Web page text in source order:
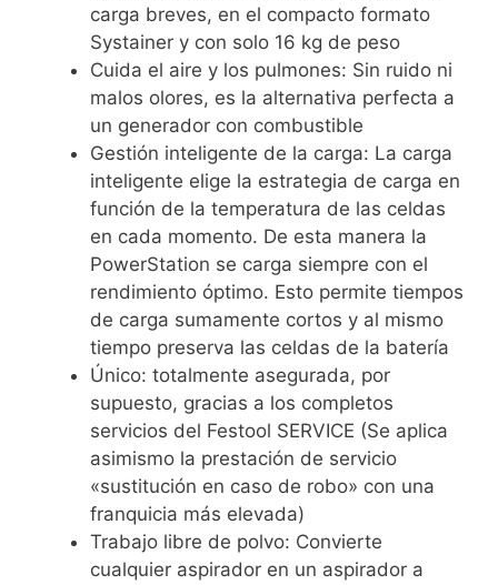
carga breves, en el compacto formato
Systainer y con solo 16 kg de peso
Cuida el aire y los pulmones: Sin ruido ni
malos olores, es la alternativa perfecta a
un generador con combustible
Gestión inteligente de la carga: La carga
inteligente elige la estrategia de carga en
función de la temperatura de las celdas
en cada momento. De esta manera la
PowerStation se carga siempre con el
rendimiento óptimo. Esto permite tiempos
de carga sumamente cortos y al mismo
tiempo preserva las celdas de la batería
Único: totalmente asegurada, por
supuesto, gracias a los completos
servicios del Festool SERVICE (Se aplica
asimismo la prestación de servicio
«sustitución en caso de robo» con una
franquicia más elevada)
Trabajo libre de polvo: Convierte
cualquier aspirador en un aspirador a